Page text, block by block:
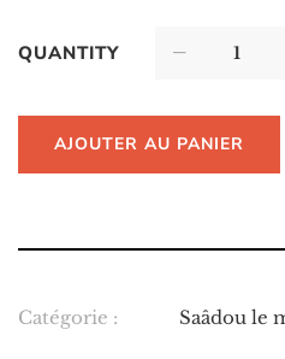
QUANTITY
AJOUTER AU PANIER
Catégorie : Saâdou le